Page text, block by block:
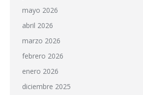
mayo 2026
abril 2026
marzo 2026
febrero 2026
enero 2026
diciembre 2025